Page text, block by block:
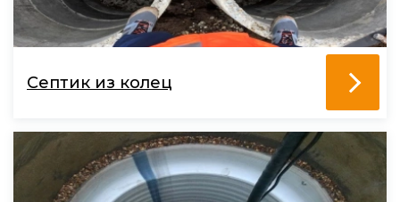
Септик из колец